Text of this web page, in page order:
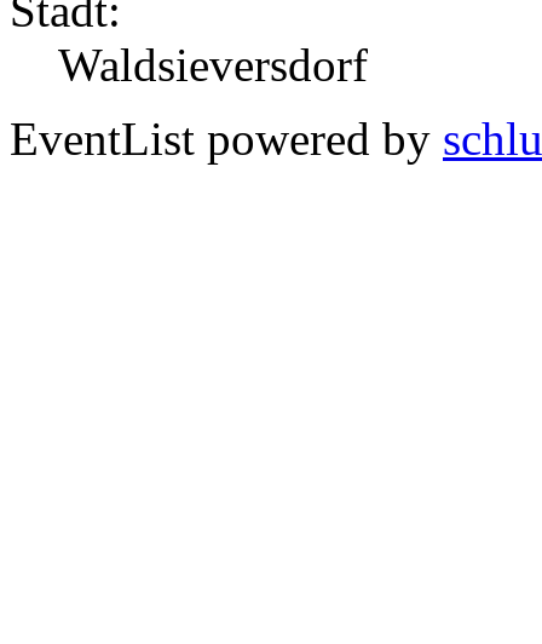
Stadt:
Waldsieversdorf
EventList powered by